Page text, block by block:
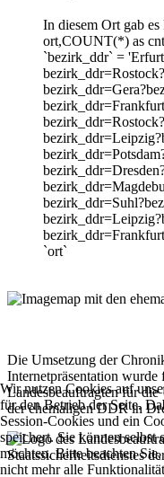
In diesem Ort gab
ort,COUNT(*) as
`bezirk_ddr` =
`ort`
Die Umsetzung der
Internetpräsentation wurde
Landesbeauftragten für die
der ehemaligen DDR in
Wir nutzen Cookies auf
für den Betrieb der Seite.
Session-Cookies und ein
speichert. Sie können selbst
möchten. Bitte beachten
nicht mehr alle